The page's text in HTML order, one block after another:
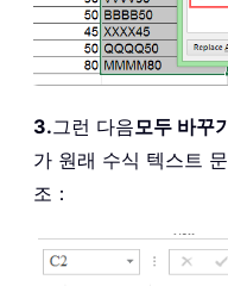
3.그런 다음모두 바꾸
가 원래 수식 텍스트
조：